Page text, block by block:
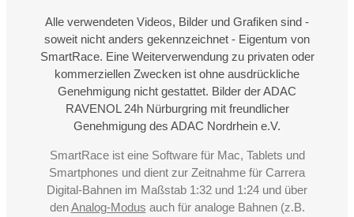
Alle verwendeten Videos, Bilder und Grafiken sind -
soweit nicht anders gekennzeichnet - Eigentum von
SmartRace. Eine Weiterverwendung zu privaten oder
kommerziellen Zwecken ist ohne ausdrückliche
Genehmigung nicht gestattet. Bilder der ADAC
RAVENOL 24h Nürburgring mit freundlicher
Genehmigung des ADAC Nordrhein e.V.
SmartRace ist eine Software für Mac, Tablets und
Smartphones und dient zur Zeitnahme für Carrera
Digital-Bahnen im Maßstab 1:32 und 1:24 und über
denAnalog-Modus auch für analoge Bahnen (z.B.